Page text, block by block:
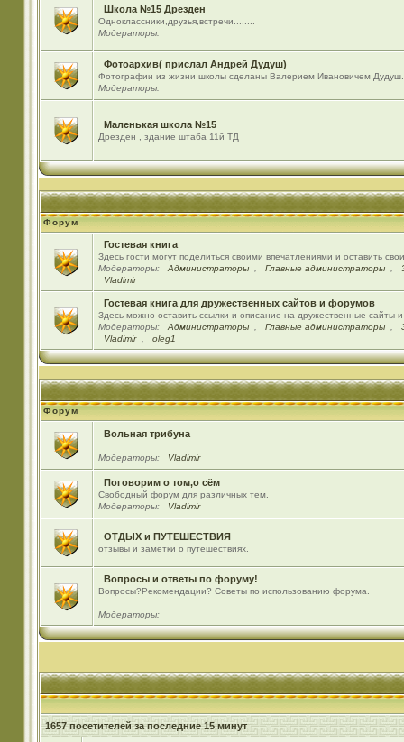
Школа №15 Дрезден
Одноклассники,друзья,встречи........
Модераторы:
Фотоархив( прислал Андрей Дудуш)
Фотографии из жизни школы сделаны Валерием Ивановичем Дудуш.
Модераторы:
Маленькая школа №15
Дрезден , здание штаба 11й ТД
Форум
Гостевая книга
Здесь гости могут поделиться своими впечатлениями и оставить
Модераторы:
Администраторы Главные администраторы
Vladimir
Гостевая книга для дружественных сайтов и форумов
Здесь можно оставить ссылки и описание на дружественные сайты
Модераторы:
Администраторы Главные администраторы
Vladimir
oleg1
Форум
Вольная трибуна
Модераторы: Vladimir
Поговорим о том,о сём
Свободный форум для различных тем.
Модераторы:
Vladimir
ОТДЫХ и ПУТЕШЕСТВИЯ
отзывы и заметки о путешествиях.
Вопросы и ответы по форуму!
Вопросы?Рекомендации? Советы по использованию форума.
Модераторы:
1657 посетителей за последние 15 минут